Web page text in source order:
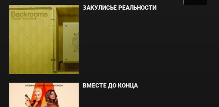
ЗАКУЛИСЬЕ РЕАЛЬНОСТИ
ВМЕСТЕ ДО КОНЦА